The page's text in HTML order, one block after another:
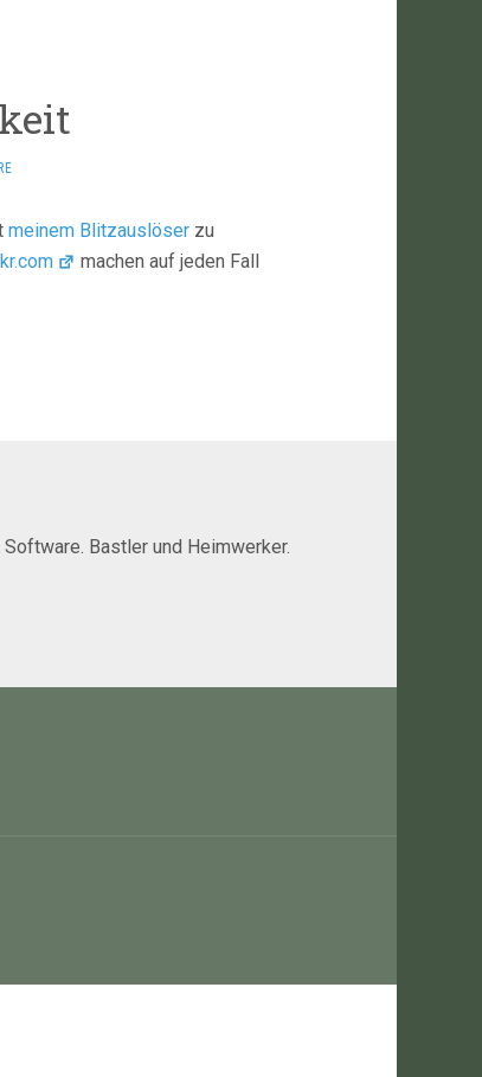
meinem Blitzauslöser zu
machen auf jeden Fall
Bastler und Heimwerker.